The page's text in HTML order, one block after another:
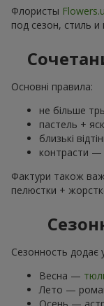
Флористы
под сезон, стиль и
Основні правила:
не більше
пастель +
близькі
контрасти —
Фактури також
пелюстки +
Сезонность додає
Весна —
Лето —